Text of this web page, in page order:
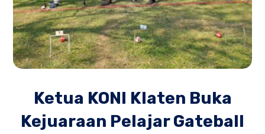
Ketua KONI Klaten Buka
Kejuaraan Pelajar Gateball